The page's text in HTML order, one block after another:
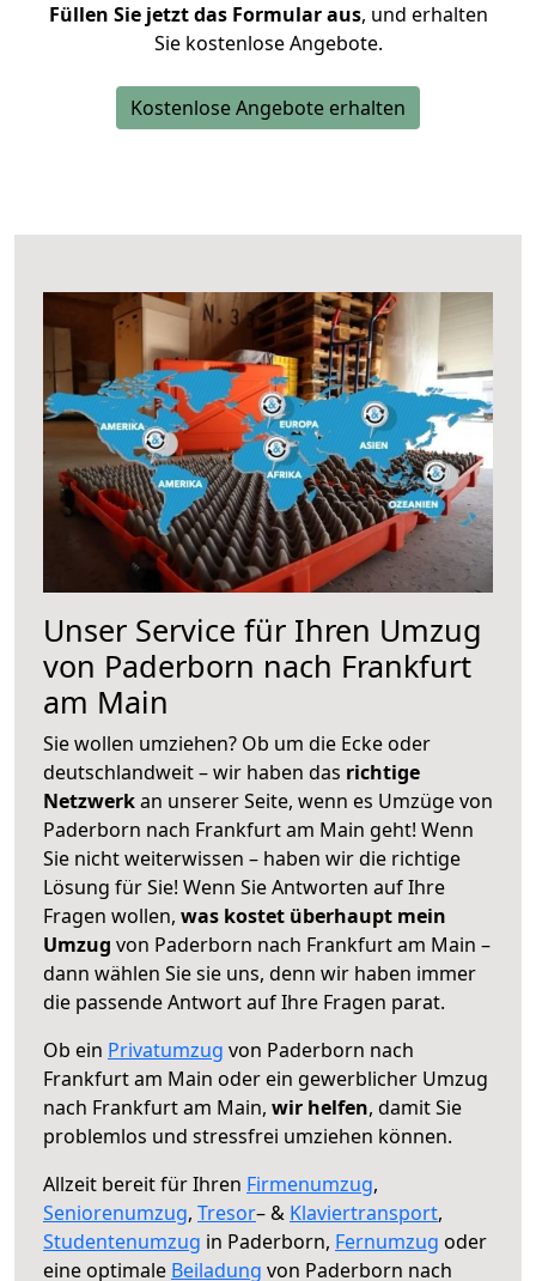
Füllen Sie jetzt das Formular aus, und erhalten
Sie kostenlose Angebote.
Kostenlose Angebote erhalten
Unser Service für Ihren Umzug
von Paderborn nach Frankfurt
am Main
Sie wollen umziehen? Ob um die Ecke oder
deutschlandweit – wir haben das richtige
Netzwerkan unserer Seite, wenn es Umzüge von
Paderborn nach Frankfurt am Main geht! Wenn
Sie nicht weiterwissen – haben wir die richtige
Lösung für Sie! Wenn Sie Antworten auf Ihre
Fragen wollen, was kostet überhaupt mein
Umzug von Paderborn nach Frankfurt am Main –
dann wählen Sie sie uns, denn wir haben immer
die passende Antwort auf Ihre Fragen parat.
Ob ein Privatumzug von Paderborn nach
Frankfurt am Main oder ein gewerblicher Umzug
nach Frankfurt am Main, wir helfen, damit Sie
problemlos und stressfrei umziehen können.
Allzeit bereit für Ihren Firmenumzug,
Seniorenumzug, Tresor– & Klaviertransport,
Studentenumzug in Paderborn, Fernumzug oder
eine optimale Beiladung von Paderborn nach